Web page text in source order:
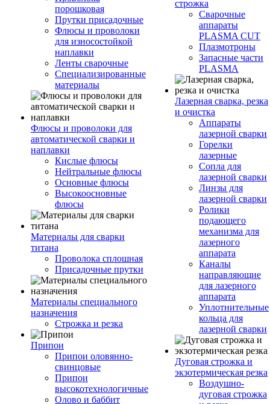
порошковая
Прутки присадочные
Флюсы и проволоки
для износостойкой
наплавки
Ленты сварочные
Специализированные
материалы
Флюсы и проволоки для
автоматической сварки и
наплавки
Кислые флюсы
Нейтральные флюсы
Основные флюсы
Высокоосновные
флюсы
Материалы для сварки
титана
Проволока сплошная
Присадочные прутки
Материалы специального
назначения
Строжка и резка
Припои
Припои оловянно-
свинцовые
Припои
высокотехнологичные
Олово и баббит
строжка
Сварочные
аппараты
PLASMA CUT
Плазмотроны
Запасные части
PLASMA
Лазерная сварка, резка
и очистка
Аппараты
лазерной сварки
Горелки
лазерные
Сопла для
лазерной сварки
Линзы для
лазерной сварки
Ролики
подающего
механизма для
лазерного
аппарата
Каналы
направляющие
для лазерного
аппарата
Уплотнительные
кольца для
лазерной сварки
Дуговая строжка и
экзотермическая резка
Воздушно-
дуговая строжка